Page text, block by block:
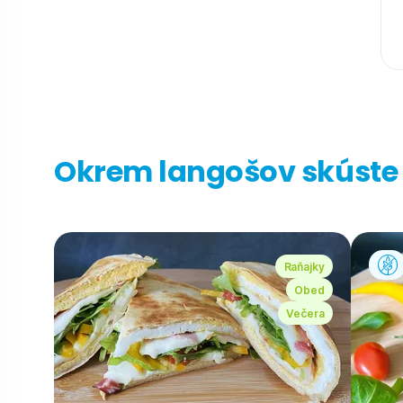
Okrem langošov
Raňajky
Obed
Večera